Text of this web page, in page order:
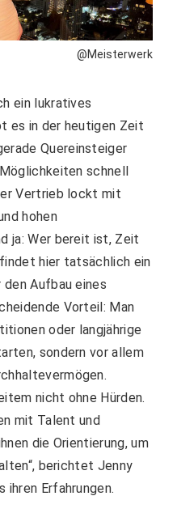
@Meisterwerk
ein lukratives
es in der heutigen Zeit
Quereinsteiger
schnell
Vertrieb lockt mit
hohen
ja: Wer bereit ist, Zeit
hier tatsächlich ein
Aufbau eines
Vorteil: Man
oder langjährige
sondern vor allem
nicht ohne Hürden.
mit Talent und
die Orientierung, um
berichtet Jenny
ihren Erfahrungen.